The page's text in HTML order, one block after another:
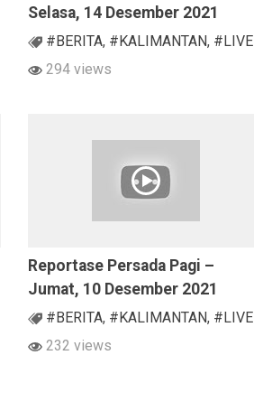
Selasa, 14 Desember 2021
#BERITA, #KALIMANTAN, #LIVE
294 views
Reportase Persada Pagi –
Jumat, 10 Desember 2021
#BERITA, #KALIMANTAN, #LIVE
232 views